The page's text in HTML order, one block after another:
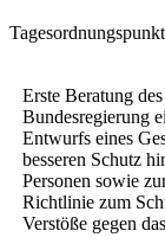
Erste Beratung
Bundesregierung
Entwurfs eines
besseren Schutz
Personen sowie
Richtlinie zum
Verstöße gegen